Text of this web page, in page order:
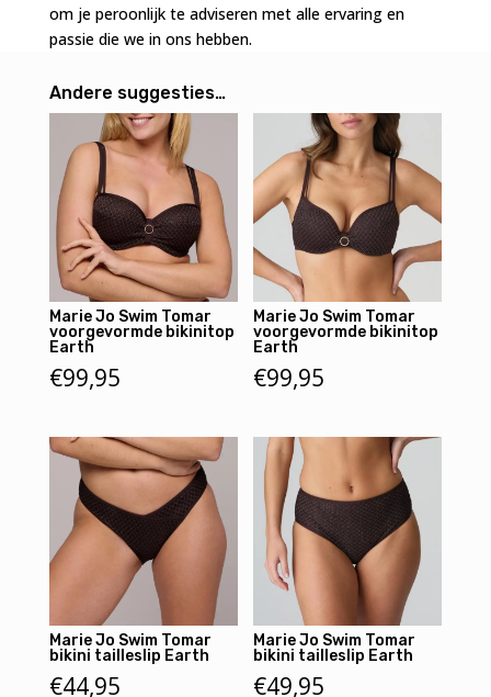
om je peroonlijk te adviseren met alle ervaring en
passie die we in ons hebben.
Andere suggesties…
Marie Jo Swim Tomar
voorgevormde bikinitop
Earth
€99,95
Marie Jo Swim Tomar
voorgevormde bikinitop
Earth
€99,95
Marie Jo Swim Tomar
bikini tailleslip Earth
€44,95
Marie Jo Swim Tomar
bikini tailleslip Earth
€49,95